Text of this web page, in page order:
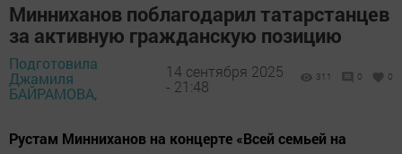
Минниханов поблагодарил татарстанцев
за активную гражданскую позицию
Подготовила
Джамиля
БАЙРАМОВА,
14 сентября 2025
- 21:48
311 0 0
Рустам Минниханов на концерте «Всей семьей на